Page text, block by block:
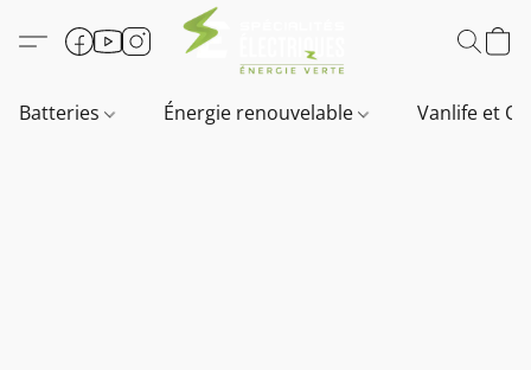
Batteries Énergie renouvelable Vanlife et